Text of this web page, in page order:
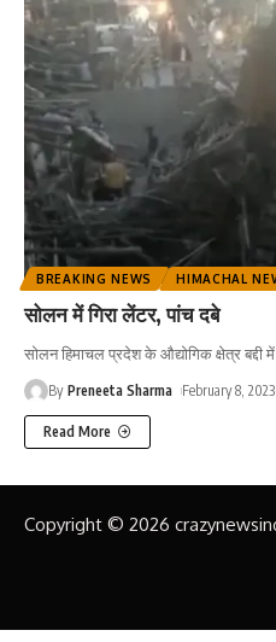
BREAKING NEWS HIMACHAL
सोलन में गिरा लेंटर, पांच दबे
सोलन हिमाचल प्रदेश के औद्योगिक क्षेत्र बद्दी
By Preneeta Sharma February 8, 2023
Read More
Copyright © 2026